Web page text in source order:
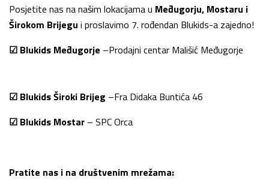
Posjetite nas na našim lokacijama u Međugorju, Mostaru i
Širokom Brijegu i proslavimo 7. rođendan Blukids-a zajedno!
☑ Blukids Međugorje –Prodajni centar Mališić Međugorje
☑ Blukids Široki Brijeg –Fra Didaka Buntića 46
☑ Blukids Mostar – SPC Orca
Pratite nas i na društvenim mrežama: